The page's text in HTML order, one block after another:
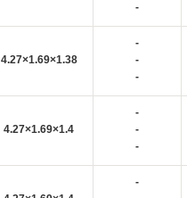
-
4.27×1.69×1.38
-
-
-
4.27×1.69×1.4
-
-
-
-